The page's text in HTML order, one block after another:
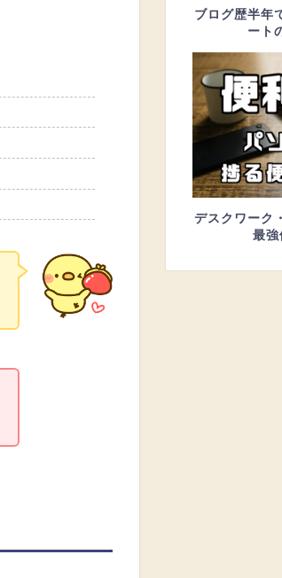
ブログ歴半年
ート
デスクワーク
最強